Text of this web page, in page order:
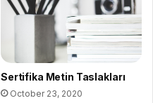
Sertifika Metin Taslakları
October 23, 2020